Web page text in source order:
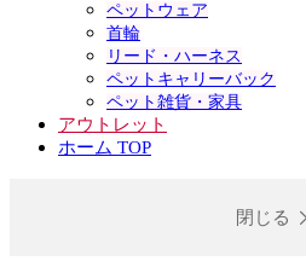
ペットウェア
首輪
リード・ハーネス
ペットキャリーバック
ペット雑貨・家具
アウトレット
ホーム TOP
閉じる